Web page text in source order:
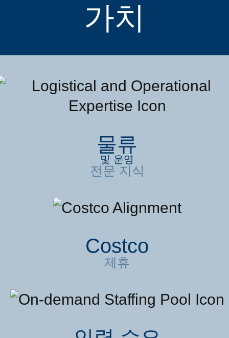
가치
물류
및 운영
전문 지식
Costco
제휴